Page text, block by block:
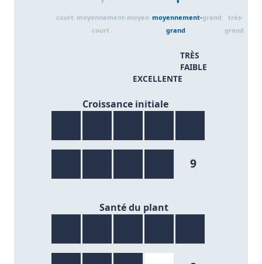
court moyennement-
court
moyen moyennement-
grand
grand
très-
grand
TRÈS
FAIBLE
EXCELLENTE
Croissance initiale
9
Santé du plant